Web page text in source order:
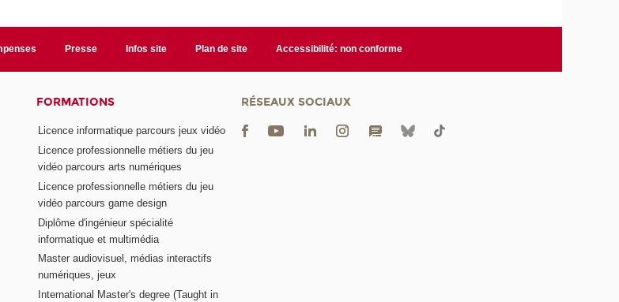
Presse Infos site Plan de site Accessibilité: non conforme
FORMATIONS
Licence informatique parcours jeux vidéo
Licence professionnelle métiers du jeu
vidéo parcours arts numériques
Licence professionnelle métiers du jeu
vidéo parcours game design
Diplôme d'ingénieur spécialité
informatique et multimédia
Master audiovisuel, médias interactifs
numériques, jeux
International Master's degree (Taught in
RÉSEAUX SOCIAUX